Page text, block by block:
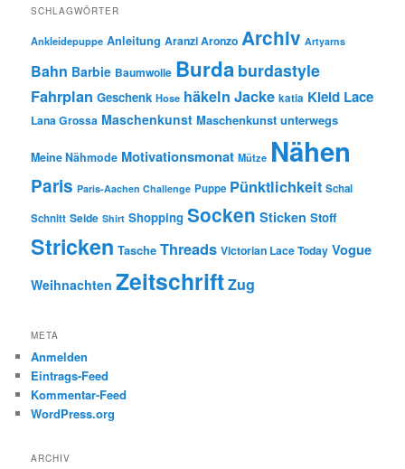
SCHLAGWÖRTER
Ankleidepuppe Anleitung Aranzi Aronzo Archiv Artyarns
Bahn Barbie Baumwolle Burda burdastyle
Fahrplan Geschenk Hose häkeln Jacke katia Kleid Lace
Lana Grossa Maschenkunst Maschenkunst unterwegs
Meine Nähmode Motivationsmonat Mütze Nähen
Paris Paris-Aachen Challenge Puppe Pünktlichkeit Schal
Schnitt Seide Shirt Shopping Socken Sticken Stoff
Stricken Tasche Threads Victorian Lace Today Vogue
Weihnachten ZeitschriftZug
META
Anmelden
Eintrags-Feed
Kommentar-Feed
WordPress.org
ARCHIV